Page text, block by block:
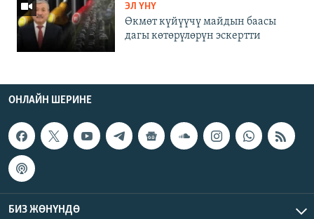
ЭЛ ҮНҮ
Өкмөт күйүүчү майдын баасы
дагы көтөрүлөрүн эскертти
ОНЛАЙН ШЕРИНЕ
БИЗ ЖӨНҮНДӨ